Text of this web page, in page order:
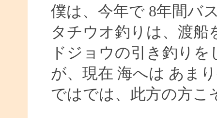
僕は、今年で 8年間バ
タチウオ釣りは、渡船
ドジョウの引き釣り
が、現在 海へは あま
ではでは、此方の方こ